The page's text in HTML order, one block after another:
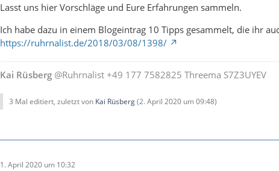
Lasst uns hier Vorschläge und Eure Erfahrungen sammeln.
Ich habe dazu in einem Blogeintrag 10 Tipps gesammelt, die ihr
https://ruhrnalist.de/2018/03/08/1398/
Kai Rüsberg @Ruhrnalist +49 177 7582825 Threema S7Z3UYEV
3 Mal editiert, zuletzt von Kai Rüsberg(2. April 2020 um 09:48)
1. April 2020 um 10:32